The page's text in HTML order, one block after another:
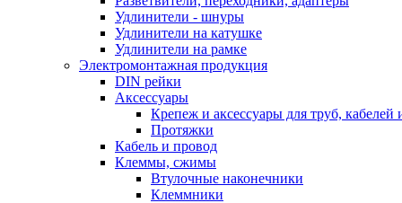
Удлинители - шнуры
Удлинители на катушке
Удлинители на рамке
Электромонтажная продукция
DIN рейки
Аксессуары
Крепеж и аксессуары для труб, кабелей
Протяжки
Кабель и провод
Клеммы, сжимы
Втулочные наконечники
Клеммники